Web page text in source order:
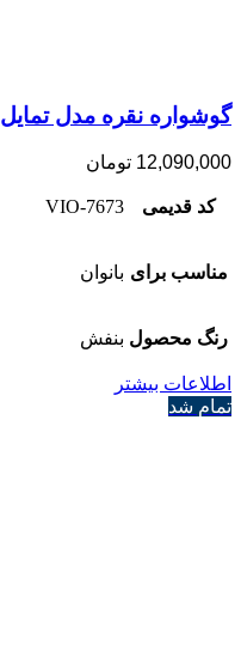
گوشواره نقره مدل تمایل
12,090,000 تومان
کد قدیمی 7673-VIO
مناسب برای بانوان
رنگ محصول بنفش
اطلاعات بیشتر
تمام شد